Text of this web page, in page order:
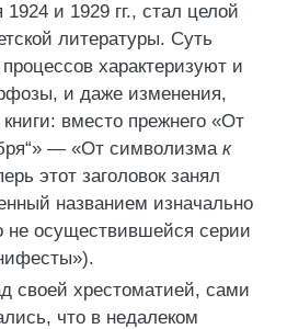
и 1929 гг., стал целой
литературы. Суть
характеризуют и
и даже изменения,
вместо прежнего «От
— «От символизма к
этот заголовок занял
названием изначально
не осуществившейся серии
своей хрестоматией, сами
что в недалеком